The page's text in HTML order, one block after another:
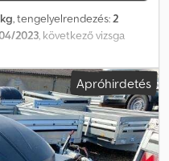
, tengelyelrendezés:2
2023, következő vizsga
mm
egyik járművünk iránt.
egy gondosan
Ha érdekli ez a jármű, kérjük,
vagy e-mailben időpont-
mindig találhatók
Braunschweigben
Apróhirdetés